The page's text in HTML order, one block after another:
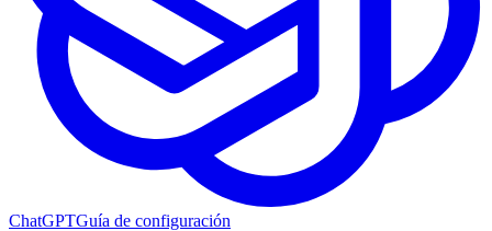
ChatGPTGuía de configuración